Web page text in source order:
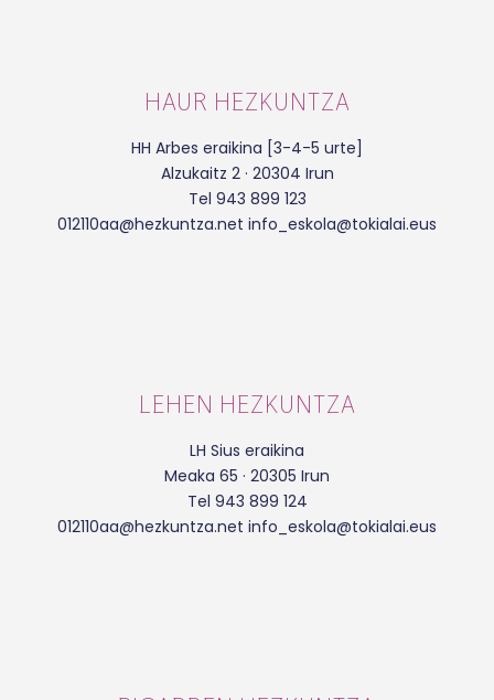
HAUR HEZKUNTZA
HH Arbes eraikina [3-4-5 urte]
Alzukaitz 2 · 20304 Irun
Tel 943 899 123
012110aa@hezkuntza.net info_eskola@tokialai.eus
LEHEN HEZKUNTZA
LH Sius eraikina
Meaka 65 · 20305 Irun
Tel 943 899 124
012110aa@hezkuntza.net info_eskola@tokialai.eus